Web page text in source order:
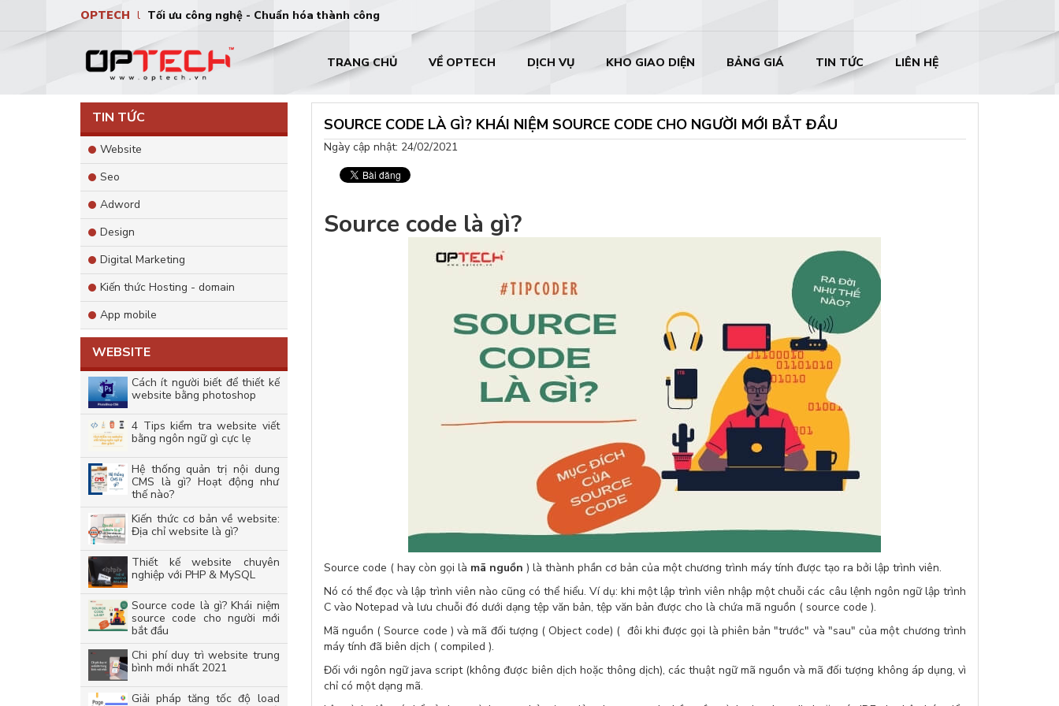
OPTECH l Tối ưu công nghệ - Chuẩn hóa thành công
TRANG CHỦ VỀ OPTECH DỊCH VỤ KHO GIAO DIỆN BẢNG GIÁ TIN TỨC LIÊN HỆ
SOURCE CODE LÀ GÌ? KHÁI NIỆM SOURCE CODE CHO NGƯỜI MỚI BẮT ĐẦU
Ngày cập nhật: 24/02/2021
Source code là gì?
Source code ( hay còn gọi là mã nguồn ) là thành phần cơ bản của một chương trình máy tính được tạo ra bởi lập trình viên.
Nó có thể đọc và lập trình viên nào cũng có thể hiểu. Ví dụ: khi một lập trình viên nhập một chuỗi các câu lệnh ngôn ngữ lập trình
C vào Notepad và lưu chuỗi đó dưới dạng tệp văn bản, tệp văn bản được cho là chứa mã nguồn ( source code ).
Mã nguồn ( Source code ) và mã đối tượng ( Object code) ( đôi khi được gọi là phiên bản "trước" và "sau" của một chương trình
máy tính đã biên dịch ( compiled ).
Đối với ngôn ngữ java script (không được biên dịch hoặc thông dịch), các thuật ngữ mã nguồn và mã đối tượng không áp dụng, vì
chỉ có một dạng mã.
TIN TỨC
Website
Seo
Adword
Design
Digital Marketing
Kiến thức Hosting - domain
App mobile
WEBSITE
Cách ít người biết để thiết kế
website bằng photoshop
4 Tips kiểm tra website viết
bằng ngôn ngữ gì cực lẹ
Hệ thống quản trị nội dung
CMS là gì? Hoạt động như
thế nào?
Kiến thức cơ bản về website:
Địa chỉ website là gì?
Thiết kế website chuyên
nghiệp với PHP & MySQL
Source code là gì? Khái niệm
source code cho người mới
bắt đầu
Chi phí duy trì website trung
bình mới nhất 2021
Giải pháp tăng tốc độ load